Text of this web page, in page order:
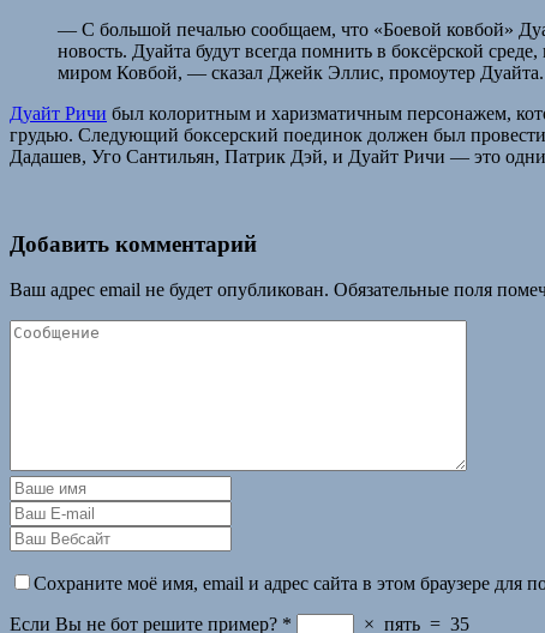
— С большой печалью сообщаем, что «Боевой ковбой»
новость. Дуайта будут всегда помнить в боксёрской
миром Ковбой, — сказал Джейк Эллис, промоутер Дуайта.
Дуайт Ричи был колоритным и харизматичным персонажем,
грудью. Следующий боксерский поединок должен был
Дадашев, Уго Сантильян, Патрик Дэй, и Дуайт Ричи — это
Добавить комментарий
Ваш адрес email не будет опубликован. Обязательные поля
Сохраните моё имя, email и адрес сайта в этом браузере для
Если Вы не бот решите пример? * × пять = 35